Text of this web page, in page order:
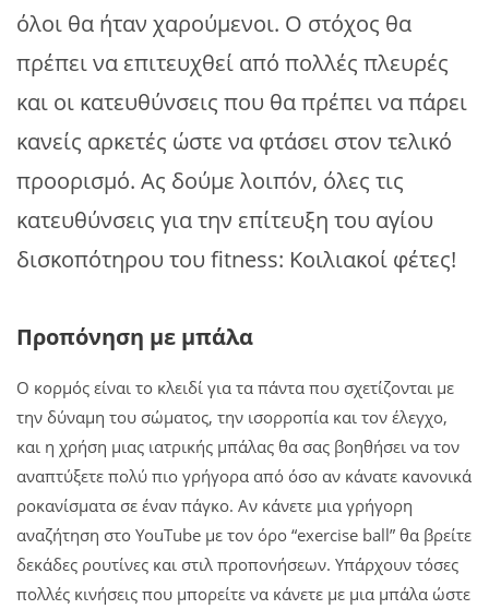
όλοι θα ήταν χαρούμενοι. Ο στόχος θα
πρέπει να επιτευχθεί από πολλές πλευρές
και οι κατευθύνσεις που θα πρέπει να πάρει
κανείς αρκετές ώστε να φτάσει στον τελικό
προορισμό. Ας δούμε λοιπόν, όλες τις
κατευθύνσεις για την επίτευξη του αγίου
δισκοπότηρου του fitness: Κοιλιακοί φέτες!
Προπόνηση με μπάλα
Ο κορμός είναι το κλειδί για τα πάντα που σχετίζονται με
την δύναμη του σώματος, την ισορροπία και τον έλεγχο,
και η χρήση μιας ιατρικής μπάλας θα σας βοηθήσει να τον
αναπτύξετε πολύ πιο γρήγορα από όσο αν κάνατε κανονικά
ροκανίσματα σε έναν πάγκο. Αν κάνετε μια γρήγορη
αναζήτηση στο YouTube με τον όρο “exercise ball” θα βρείτε
δεκάδες ρουτίνες και στιλ προπονήσεων. Υπάρχουν τόσες
πολλές κινήσεις που μπορείτε να κάνετε με μια μπάλα ώστε